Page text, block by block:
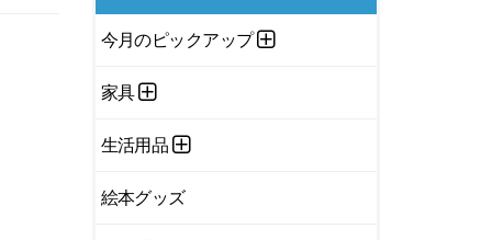
今月のピックアップ
家具
生活用品
絵本グッズ